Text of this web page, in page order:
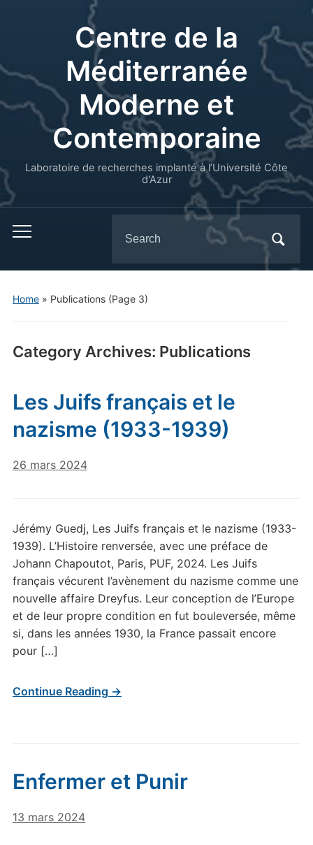
Centre de la
Méditerranée
Moderne et
Contemporaine
Laboratoire de recherches implanté à l’Université Côte
d'Azur
for:
Home» Publications(Page 3)
Category Archives: Publications
Les Juifs français et le
nazisme (1933-1939)
26 mars 2024
Jérémy Guedj, Les Juifs français et le nazisme (1933-
1939). L’Histoire renversée, avec une préface de
Johann Chapoutot, Paris, PUF, 2024. Les Juifs
français vécurent l’avènement du nazisme comme une
nouvelle affaire Dreyfus. Leur conception de l’Europe
et de leur propre condition en fut bouleversée, même
si, dans les années 1930, la France passait encore
pour […]
Continue Reading →
Enfermer et Punir
13 mars 2024